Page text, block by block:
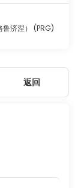
济涅） (PRG)
返回